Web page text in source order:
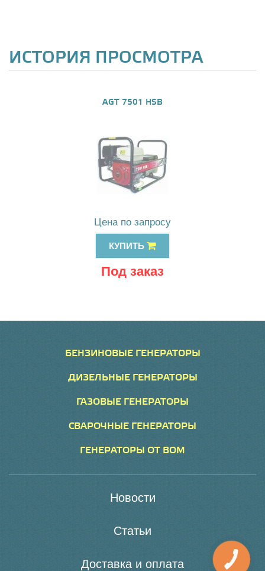
ИСТОРИЯ ПРОСМОТРА
AGT 7501 HSB
Цена по запросу
КУПИТЬ
Под заказ
БЕНЗИНОВЫЕ ГЕНЕРАТОРЫ
ДИЗЕЛЬНЫЕ ГЕНЕРАТОРЫ
ГАЗОВЫЕ ГЕНЕРАТОРЫ
СВАРОЧНЫЕ ГЕНЕРАТОРЫ
ГЕНЕРАТОРЫ ОТ ВОМ
Новости
Статьи
Доставка и оплата